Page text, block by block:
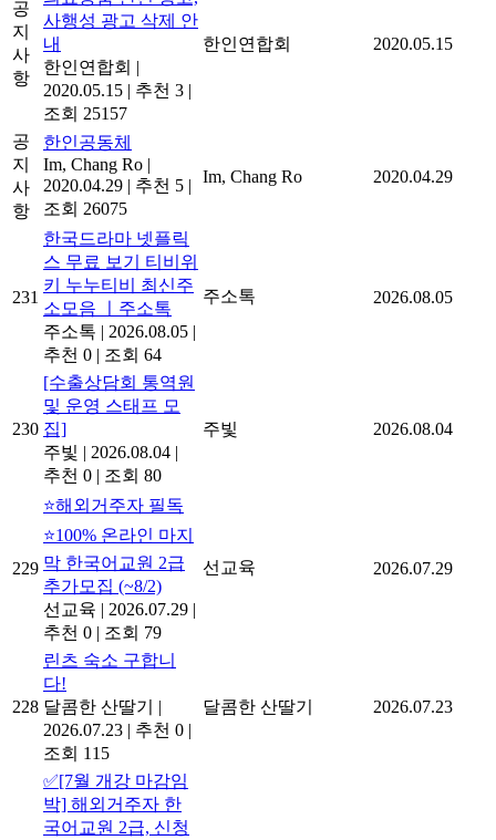
공
지
사
항
사행성 광고 삭제 안
내
한인연합회 |
2020.05.15 | 추천 3 |
조회 25157
한인연합회 2020.05.15
공
지
사
항
한인공동체
Im, Chang Ro |
2020.04.29 | 추천 5 |
조회 26075
Im, Chang Ro 2020.04.29
231
한국드라마 넷플릭
스 무료 보기 티비위
키 누누티비 최신주
소모음 ㅣ주소톡
주소톡 | 2026.08.05 |
추천 0 | 조회 64
주소톡 2026.08.05
230
[수출상담회 통역원
및 운영 스태프 모
집]
주빛 | 2026.08.04 |
추천 0 | 조회 80
주빛 2026.08.04
229
⭐해외거주자 필독
⭐100% 온라인 마지
막 한국어교원 2급
추가모집 (~8/2)
선교육 | 2026.07.29 |
추천 0 | 조회 79
선교육 2026.07.29
228
린츠 숙소 구합니
다!
달콤한 산딸기
|
2026.07.23 | 추천 0 |
조회 115
달콤한 산딸기 2026.07.23
✅[7월 개강 마감임
박] 해외거주자 한
국어교원 2급, 신청